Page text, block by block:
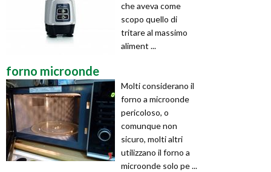
che aveva come
scopo quello di
tritare al massimo
aliment ...
forno microonde
Molti considerano il
forno a microonde
pericoloso, o
comunque non
sicuro, molti altri
utilizzano il forno a
microonde solo pe ...